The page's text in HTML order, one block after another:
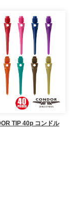
TIP 40p コンドル